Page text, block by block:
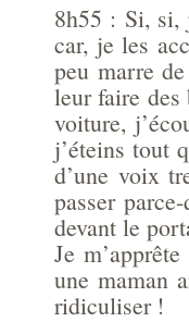
8h55 : Si, si,
car, je les
peu marre
leur faire des
voiture,
j’éteins tout
d’une voix
passer
devant le
Je
une maman
ridiculiser !